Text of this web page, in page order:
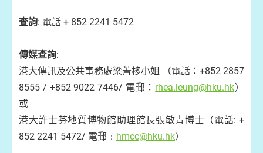
查詢: 電話 + 852 2241 5472
傳媒查詢:
港大傳訊及公共事務處梁菁栘小姐 （電話：+852 2857
8555 / +852 9022 7446/ 電郵： rhea.leung@hku.hk）
或
港大許士芬地質博物館助理館長張敏青博士（電話: +
852 2241 5472/ 電郵﹕ hmcc@hku.hk）